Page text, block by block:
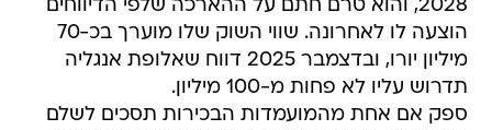
2028, והוא טרם חתם על ההארכה שלפי הדיווחים
הוצעה לו לאחרונה. שווי השוק שלו מוערך בכ-70
מיליון יורו, ובדצמבר 2025 דווח שאלופת אנגליה
תדרוש עליו לא פחות מ-100 מיליון.
ספק אם אחת מהמועמדות הבכירות תסכים לשלם